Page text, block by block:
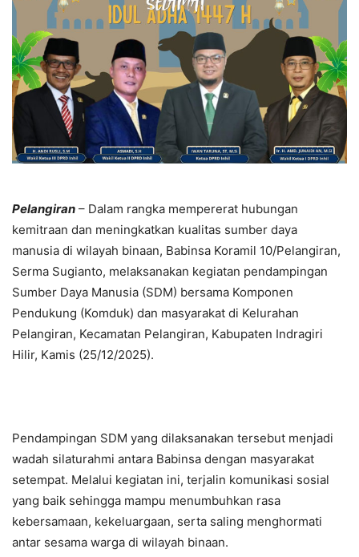
Pelangiran – Dalam rangka mempererat hubungan
kemitraan dan meningkatkan kualitas sumber daya
manusia di wilayah binaan, Babinsa Koramil 10/Pelangiran,
Serma Sugianto, melaksanakan kegiatan pendampingan
Sumber Daya Manusia (SDM) bersama Komponen
Pendukung (Komduk) dan masyarakat di Kelurahan
Pelangiran, Kecamatan Pelangiran, Kabupaten Indragiri
Hilir, Kamis (25/12/2025).
Pendampingan SDM yang dilaksanakan tersebut menjadi
wadah silaturahmi antara Babinsa dengan masyarakat
setempat. Melalui kegiatan ini, terjalin komunikasi sosial
yang baik sehingga mampu menumbuhkan rasa
kebersamaan, kekeluargaan, serta saling menghormati
antar sesama warga di wilayah binaan.